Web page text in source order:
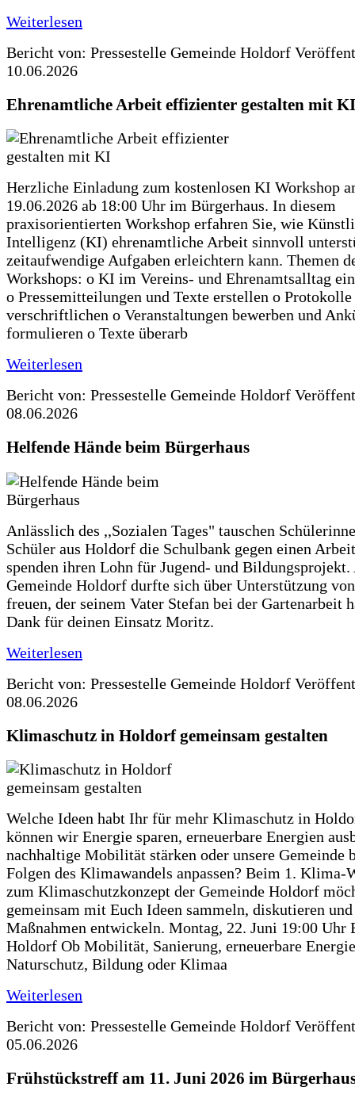
Weiterlesen
Bericht von: Pressestelle Gemeinde Holdorf
10.06.2026
Ehrenamtliche Arbeit effizienter gestalten mit KI
Herzliche Einladung zum kostenlosen KI Workshop
19.06.2026 ab 18:00 Uhr im Bürgerhaus. In diesem
praxisorientierten Workshop erfahren Sie, wie
Intelligenz (KI) ehrenamtliche Arbeit sinnvoll
zeitaufwendige Aufgaben erleichtern kann. Themen
Workshops: o KI im Vereins- und Ehrenamtsalltag
o Pressemitteilungen und Texte erstellen o
verschriftlichen o Veranstaltungen bewerben und
formulieren o Texte überarb
Weiterlesen
Bericht von: Pressestelle Gemeinde Holdorf
08.06.2026
Helfende Hände beim Bürgerhaus
Anlässlich des ,,Sozialen Tages" tauschen
Schüler aus Holdorf die Schulbank gegen einen
spenden ihren Lohn für Jugend- und Bildungsprojekt.
Gemeinde Holdorf durfte sich über Unterstützung
freuen, der seinem Vater Stefan bei der Gartenarbeit
Dank für deinen Einsatz Moritz.
Weiterlesen
Bericht von: Pressestelle Gemeinde Holdorf
08.06.2026
Klimaschutz in Holdorf gemeinsam gestalten
Welche Ideen habt Ihr für mehr Klimaschutz in
können wir Energie sparen, erneuerbare Energien
nachhaltige Mobilität stärken oder unsere Gemeinde
Folgen des Klimawandels anpassen? Beim 1. Klima-
zum Klimaschutzkonzept der Gemeinde Holdorf
gemeinsam mit Euch Ideen sammeln, diskutieren
Maßnahmen entwickeln. Montag, 22. Juni 19:00 Uhr
Holdorf Ob Mobilität, Sanierung, erneuerbare
Naturschutz, Bildung oder Klimaa
Weiterlesen
Bericht von: Pressestelle Gemeinde Holdorf
05.06.2026
Frühstückstreff am 11. Juni 2026 im